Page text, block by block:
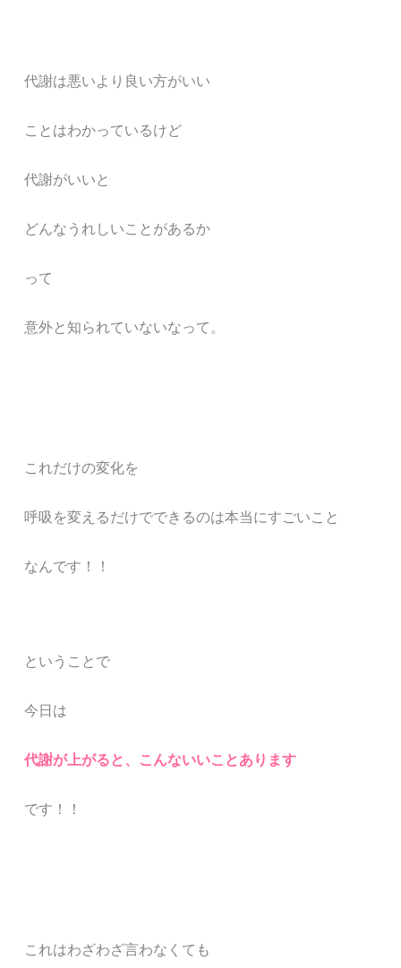
代謝は悪いより良い方がいい
ことはわかっているけど
代謝がいいと
どんなうれしいことがあるか
って
意外と知られていないなって。
これだけの変化を
呼吸を変えるだけでできるのは本当にすごいこと
なんです！！
ということで
今日は
代謝が上がると、こんないいことあります
です！！
これはわざわざ言わなくても